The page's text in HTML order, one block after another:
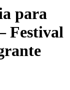
para
Festival